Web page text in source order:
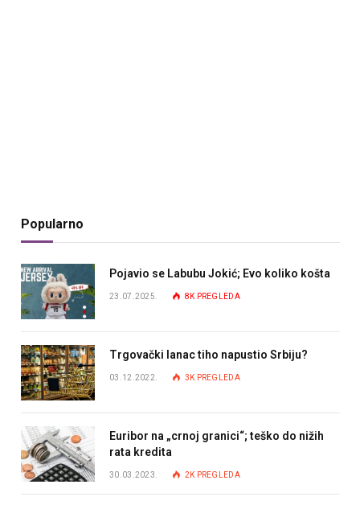
Popularno
Pojavio se Labubu Jokić; Evo koliko košta
23.07.2025. 8K PREGLEDA
Trgovački lanac tiho napustio Srbiju?
03.12.2022. 3K PREGLEDA
Euribor na „crnoj granici“; teško do nižih
rata kredita
30.03.2023. 2K PREGLEDA